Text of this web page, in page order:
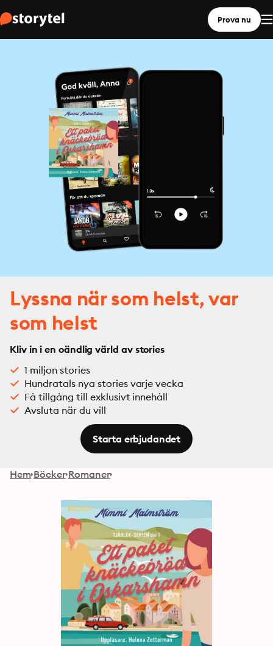
Prova nu
Lyssna när som helst, var
som helst
Kliv in i en oändlig värld av stories
1 miljon stories
Hundratals nya stories varje vecka
Få tillgång till exklusivt innehåll
Avsluta när du vill
Starta erbjudandet
Hem Böcker Romaner